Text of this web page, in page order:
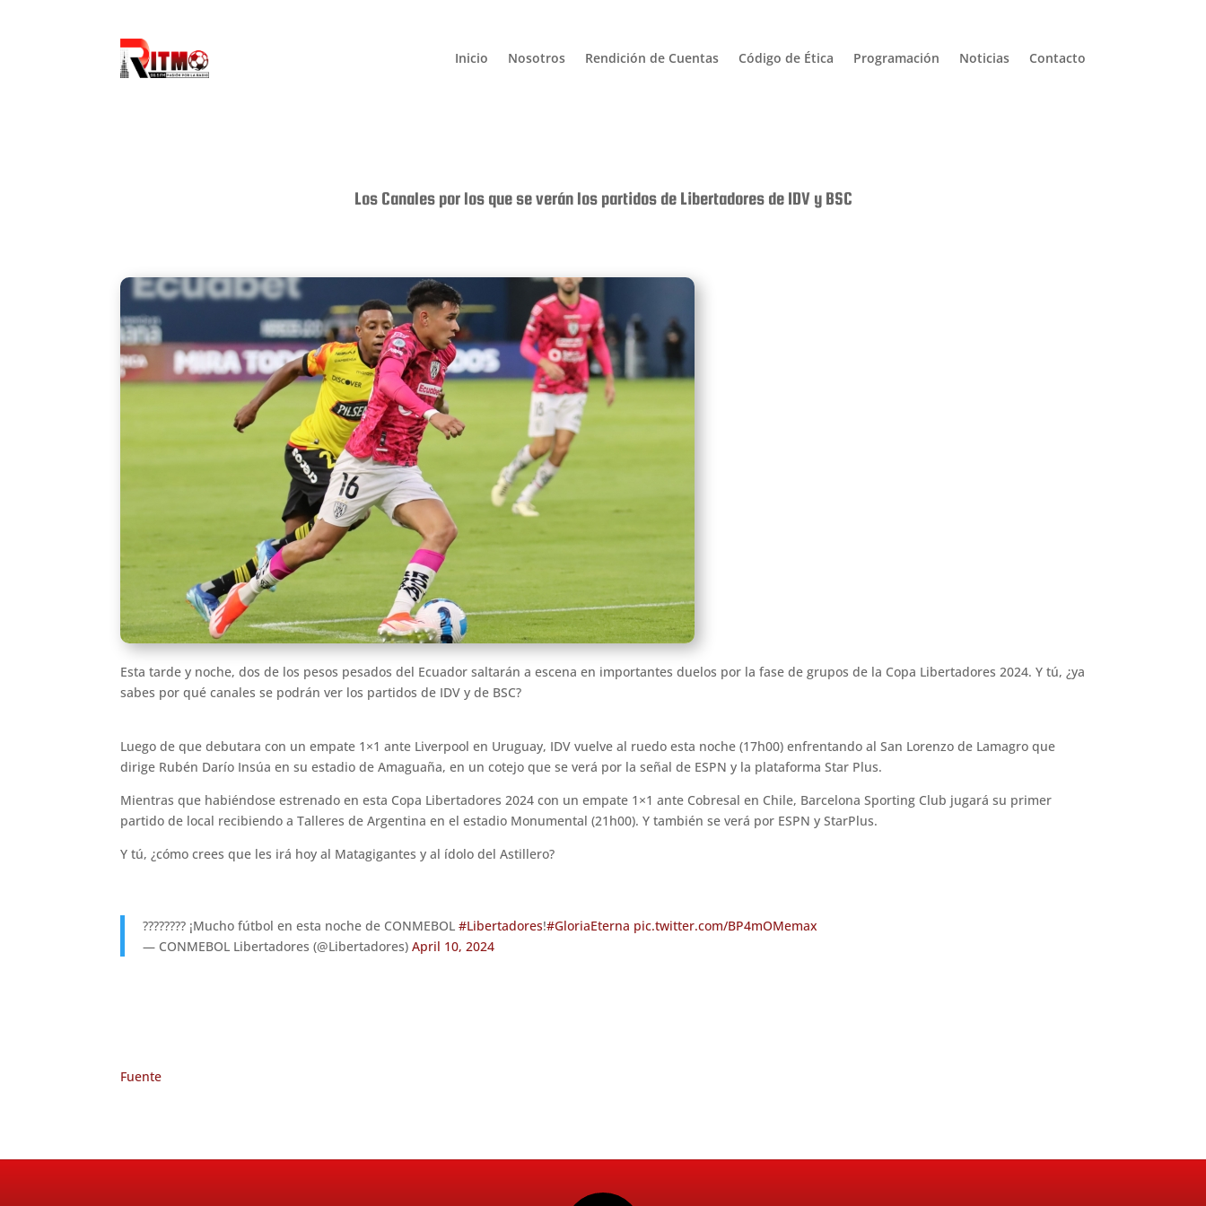
Inicio Nosotros Rendición de Cuentas Código de Ética Programación Noticias Contacto
Los Canales por los que se verán los partidos de Libertadores de IDV y BSC
Esta tarde y noche, dos de los pesos pesados del Ecuador saltarán a escena en importantes duelos por la fase de grupos de la Copa Libertadores 2024. Y tú, ¿ya
sabes por qué canales se podrán ver los partidos de IDV y de BSC?
Luego de que debutara con un empate 1×1 ante Liverpool en Uruguay, IDV vuelve al ruedo esta noche (17h00) enfrentando al San Lorenzo de Lamagro que
dirige Rubén Darío Insúa en su estadio de Amaguaña, en un cotejo que se verá por la señal de ESPN y la plataforma Star Plus.
Mientras que habiéndose estrenado en esta Copa Libertadores 2024 con un empate 1×1 ante Cobresal en Chile, Barcelona Sporting Club jugará su primer
partido de local recibiendo a Talleres de Argentina en el estadio Monumental (21h00). Y también se verá por ESPN y StarPlus.
Y tú, ¿cómo crees que les irá hoy al Matagigantes y al ídolo del Astillero?
???????? ¡Mucho fútbol en esta noche de CONMEBOL#Libertadores!#GloriaEterna pic.twitter.com/BP4mOMemax
— CONMEBOL Libertadores (@Libertadores)April 10, 2024
Fuente